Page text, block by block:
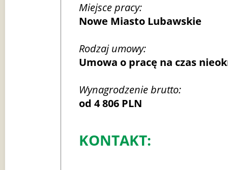
Miejsce pracy:
Nowe Miasto Lubawskie
Rodzaj umowy:
Umowa o pracę na czas
Wynagrodzenie brutto:
od 4 806 PLN
KONTAKT: